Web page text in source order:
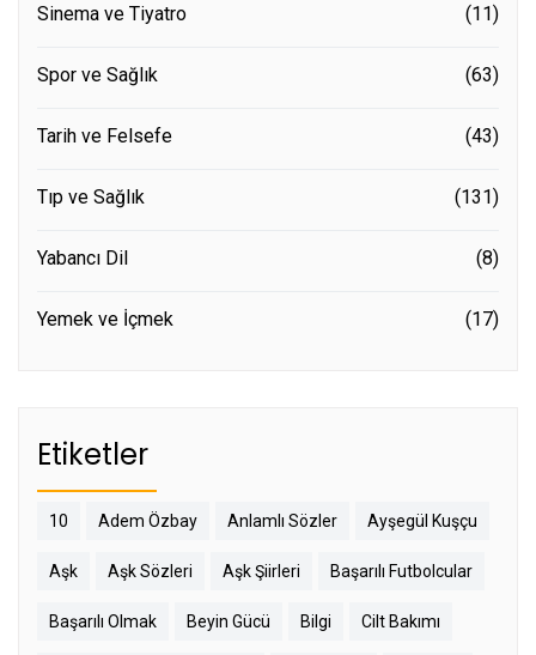
Sinema ve Tiyatro (11)
Spor ve Sağlık (63)
Tarih ve Felsefe (43)
Tıp ve Sağlık (131)
Yabancı Dil (8)
Yemek ve İçmek (17)
Etiketler
10 Adem Özbay Anlamlı Sözler Ayşegül Kuşçu
Aşk Aşk Sözleri Aşk Şiirleri Başarılı Futbolcular
Başarılı Olmak Beyin Gücü Bilgi Cilt Bakımı